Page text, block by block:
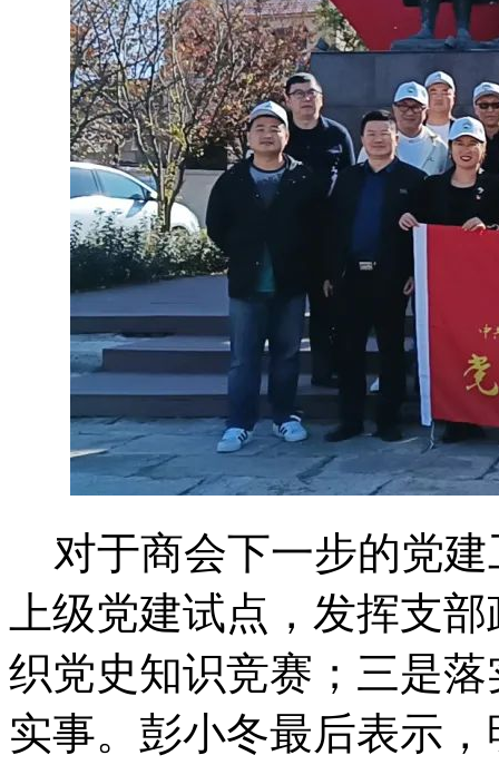
对于商会下一步的党建
上级党建试点，发挥支
织党史知识竞赛；三是
实事。彭小冬最后表示